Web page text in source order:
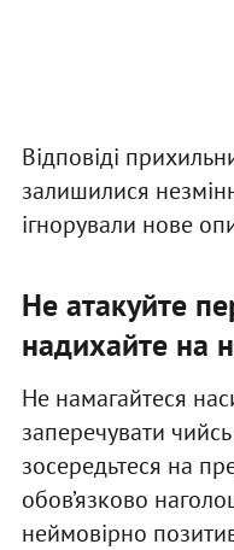
Відповіді
залишилися
ігнорували нове
Не атакуйте
надихайте на
Не намагайтеся
заперечувати
зосередьтеся на
обов’язково
неймовірно